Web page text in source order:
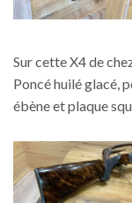
Sur cette X4 de
Poncé huilé glacé,
ébène et plaque